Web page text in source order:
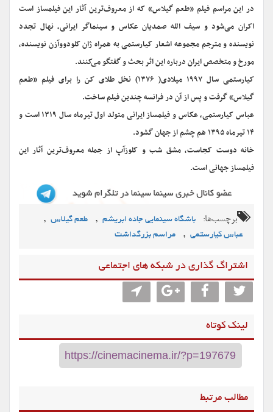
در این مراسم فیلم «طعم گیلاس» که از معروف‌ترین آثار این فیلمساز است
اکران می‌شود و سیف الله صمدیان عکاس و سینماگر ایرانی، نهال تجدد
نویسنده و مترجم مجموعه اشعار کیارستمی به همراه ژان کلودووآزن نویسنده،
مورخ و متخصص ایران درباره این اثر بحث و گفتگو می‌کنند.
کیارستمی سال ۱۹۹۷ میلادی( ۱۳۷۶) نخل طلای کن را برای فیلم «طعم
گیلاس» گرفت و پس از آن در فرانسه چندین فیلم ساخت.
عباس کیارستمی، عکاس و فیلمساز ایرانی متولد اول تیرماه سال ۱۳۱۹ است و
۱۴ تیرماه ۱۳۹۵ هم چشم از جهان گشود.
خانه دوست کجاست، مشق شب و کلوزآپ از جمله معروف‌ترین آثار این
فیلمساز جهانی است.
برچسب‌ها: باشگاه سینمایی جاده ابریشم , طعم گیلاس ,
عباس کیارستمی , مراسم بزرگداشت
اشتراگ گذاری در شبکه های اجتماعی
لینک کوتاه
مطالب مرتبط